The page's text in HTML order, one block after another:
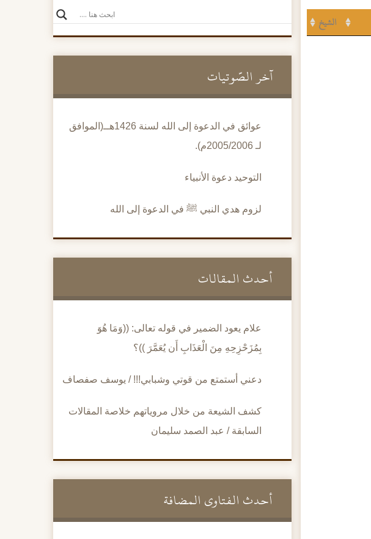
الشيخ
آخر الصَّوتيات
عوائق في الدعوة إلى الله لسنة 1426هــ(الموافق
لـ 2005/2006م).
التوحيد دعوة الأنبياء
لزوم هدي النبي ﷺ في الدعوة إلى الله
أحدث المقالات
علام يعود الضمير في قوله تعالى: ((وَمَا هُوَ
بِمُزَحْزِحِهِ مِنَ الْعَذَابِ أَن يُعَمَّرَ ))؟
دعني أستمتع من قوتي وشبابي!!! / يوسف صفصاف
كشف الشيعة من خلال مروياتهم خلاصة المقالات
السابقة / عبد الصمد سليمان
أحدث الفتاوى المضافة